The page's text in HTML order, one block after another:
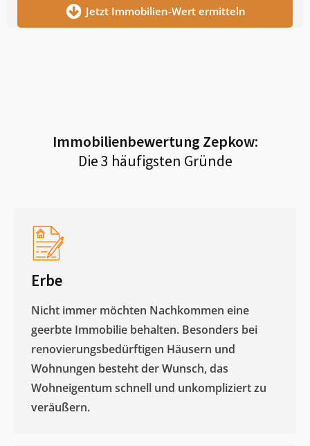
Jetzt Immobilien-Wert ermitteln
Immobilienbewertung Zepkow:
Die 3 häufigsten Gründe
Erbe
Nicht immer möchten Nachkommen eine
geerbte Immobilie behalten. Besonders bei
renovierungsbedürftigen Häusern und
Wohnungen besteht der Wunsch, das
Wohneigentum schnell und unkompliziert zu
veräußern. ​